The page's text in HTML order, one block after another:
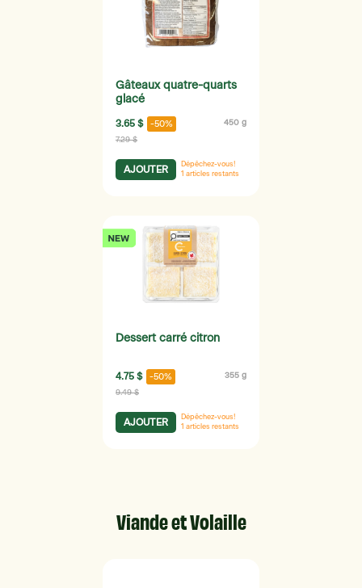
Gâteaux quatre-quarts
glacé
3.65 $ -50% 450 g
7.29 $
AJOUTER
Dépêchez-vous!
1 articles restants
Dessert carré citron
4.75 $ -50% 355 g
9.49 $
AJOUTER
Dépêchez-vous!
1 articles restants
Viande et Volaille